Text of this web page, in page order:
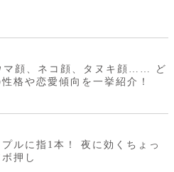
マ顔、ネコ顔、タヌキ顔…… ど
格や恋愛傾向を一挙紹介！
ルに指1本！ 夜に効くちょっ
押し